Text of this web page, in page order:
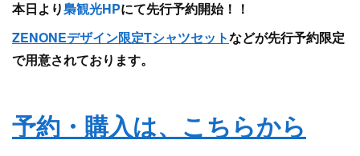
本日より梟観光HPにて先行予約開始！！
ZENONEデザイン限定Tシャツセットなどが先行予約限定
で用意されております。
予約・購入は、こちらから